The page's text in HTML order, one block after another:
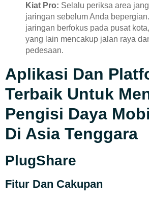
Kiat Pro: Selalu periksa area
jaringan sebelum Anda
jaringan berfokus pada pusat
yang lain mencakup jalan raya
pedesaan.
Aplikasi Dan
Terbaik Untuk
Pengisi Daya
Di Asia Tenggara
PlugShare
Fitur Dan Cakupan